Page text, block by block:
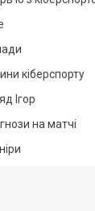
кіберспорту
Ігор
на матчі